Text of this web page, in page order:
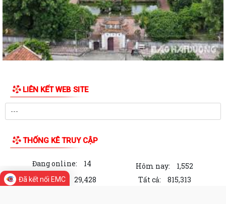
LIÊN KẾT WEB SITE
THỐNG KÊ TRUY CẬP
Đang online: 14 Hôm nay:
1,552
Trong tuần:
29,428 Tất cả: 815,313
Đã kết nối EMC